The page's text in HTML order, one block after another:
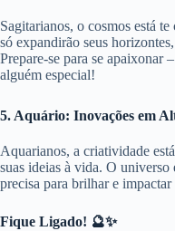
Sagitarianos, o cosmos está
só expandirão seus
Prepare-se para se apaixonar
alguém especial!
5. Aquário: Inovações em
Aquarianos, a criatividade
suas ideias à vida. O
precisa para brilhar e
Fique Ligado! 🔮✨